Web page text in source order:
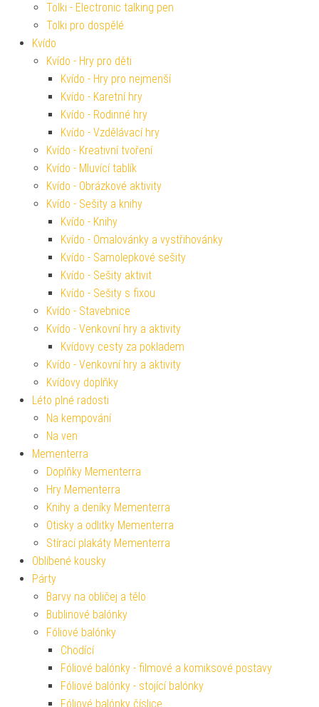
Tolki - Electronic talking pen
Tolki pro dospělé
Kvído
Kvído - Hry pro děti
Kvído - Hry pro nejmenší
Kvído - Karetní hry
Kvído - Rodinné hry
Kvído - Vzdělávací hry
Kvído - Kreativní tvoření
Kvído - Mluvící tablík
Kvído - Obrázkové aktivity
Kvído - Sešity a knihy
Kvído - Knihy
Kvído - Omalovánky a vystřihovánky
Kvído - Samolepkové sešity
Kvído - Sešity aktivit
Kvído - Sešity s fixou
Kvído - Stavebnice
Kvído - Venkovní hry a aktivity
Kvídovy cesty za pokladem
Kvído - Venkovní hry a aktivity
Kvídovy doplňky
Léto plné radosti
Na kempování
Na ven
Mementerra
Doplňky Mementerra
Hry Mementerra
Knihy a deníky Mementerra
Otisky a odlitky Mementerra
Stírací plakáty Mementerra
Oblíbené kousky
Párty
Barvy na obličej a tělo
Bublinové balónky
Fóliové balónky
Chodící
Fóliové balónky - filmové a komiksové postavy
Fóliové balónky - stojící balónky
Fóliové balónky číslice